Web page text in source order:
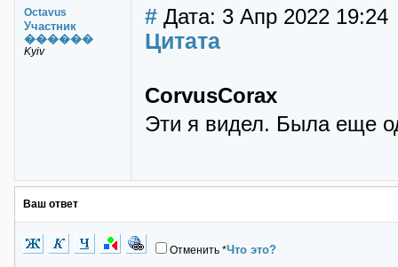
Octavus
Участник
������
Kyiv
# Дата: 3 Апр 2022 19:24
Цитата
CorvusCorax
Эти я видел. Была еще
Ваш ответ
Отменить *Что это?